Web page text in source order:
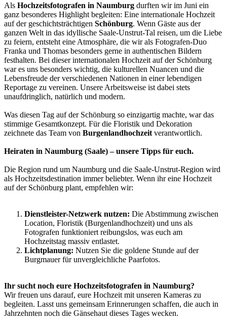
Als Hochzeitsfotografen in Naumburg durften wir im Juni ein
ganz besonderes Highlight begleiten: Eine internationale Hochzeit
auf der geschichtsträchtigen Schönburg. Wenn Gäste aus der
ganzen Welt in das idyllische Saale-Unstrut-Tal reisen, um die Liebe
zu feiern, entsteht eine Atmosphäre, die wir als Fotografen-Duo
Franka und Thomas besonders gerne in authentischen Bildern
festhalten. Bei dieser internationalen Hochzeit auf der Schönburg
war es uns besonders wichtig, die kulturellen Nuancen und die
Lebensfreude der verschiedenen Nationen in einer lebendigen
Reportage zu vereinen. Unsere Arbeitsweise ist dabei stets
unaufdringlich, natürlich und modern.
Was diesen Tag auf der Schönburg so einzigartig machte, war das
stimmige Gesamtkonzept. Für die Floristik und Dekoration
zeichnete das Team von Burgenlandhochzeit verantwortlich.
Heiraten in Naumburg (Saale) – unsere Tipps für euch.
Die Region rund um Naumburg und die Saale-Unstrut-Region wird
als Hochzeitsdestination immer beliebter. Wenn ihr eine Hochzeit
auf der Schönburg plant, empfehlen wir:
Dienstleister-Netzwerk nutzen: Die Abstimmung zwischen
Location, Floristik (Burgenlandhochzeit) und uns als
Fotografen funktioniert reibungslos, was euch am
Hochzeitstag massiv entlastet.
Lichtplanung: Nutzen Sie die goldene Stunde auf der
Burgmauer für unvergleichliche Paarfotos.
Ihr sucht noch eure Hochzeitsfotografen in Naumburg?
Wir freuen uns darauf, eure Hochzeit mit unseren Kameras zu
begleiten. Lasst uns gemeinsam Erinnerungen schaffen, die auch in
Jahrzehnten noch die Gänsehaut dieses Tages wecken.